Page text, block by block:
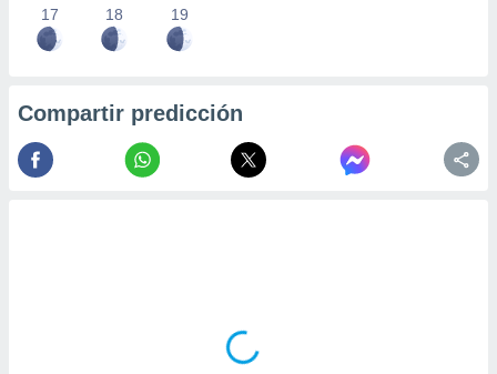
17 18 19
Compartir predicción